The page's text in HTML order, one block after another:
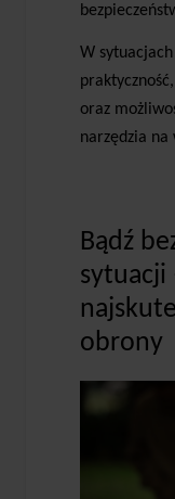
W
oraz
narzędzia na
Bądź
sytuacji
obrony